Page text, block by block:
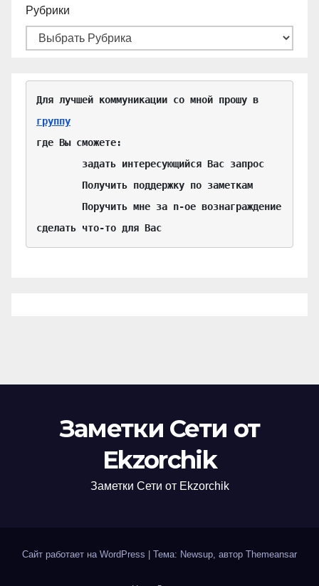
Рубрики
группу
где Вы сможете:
сделать что-то для Вас
Заметки Сети от
Ekzorchik
Заметки Сети от Ekzorchik
Сайт работает на WordPress Тема: Newsup, автор Themeansar